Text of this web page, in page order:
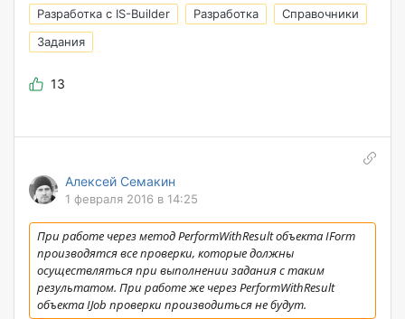
Разработка с IS-Builder
Разработка
Справочники
Задания
13
Алексей Семакин
1 февраля 2016 в 14:25
При работе через метод PerformWithResult объекта IForm
производятся все проверки, которые должны
осуществляться при выполнении задания с таким
результатом. При работе же через PerformWithResult
объекта IJob проверки производиться не будут.